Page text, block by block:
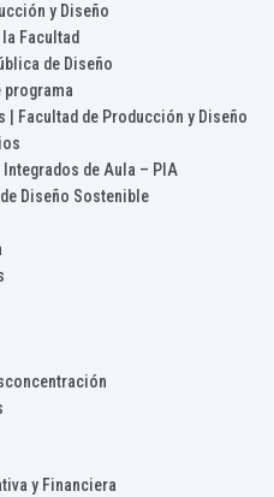
y Diseño
Facultad
de Diseño
programa
| Facultad de Producción y Diseño
de Aula – PIA
Diseño Sostenible
y Financiera